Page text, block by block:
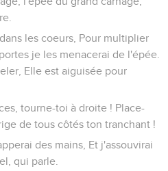
les coeurs, Pour multiplier
je les menacerai de l'épée.
Elle est aiguisée pour
tourne-toi à droite ! Place-
de tous côtés ton tranchant !
des mains, Et j'assouvirai
qui parle.